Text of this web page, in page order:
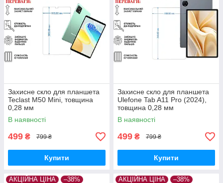
Захисне скло для планшета
Teclast M50 Mini, товщина
0,28 мм
В наявності
499 ₴ 799 ₴
Купити
Захисне скло для планшета
Ulefone Tab A11 Pro (2024),
товщина 0,28 мм
В наявності
499 ₴ 799 ₴
Купити
АКЦІЙНА ЦІНА –38% АКЦІЙНА ЦІНА –38%